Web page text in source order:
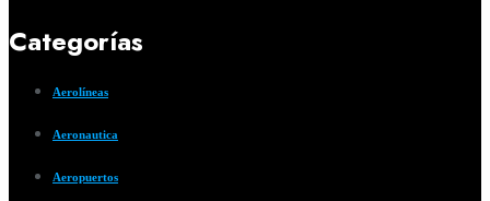
Categorías
Aerolíneas
Aeronautica
Aeropuertos